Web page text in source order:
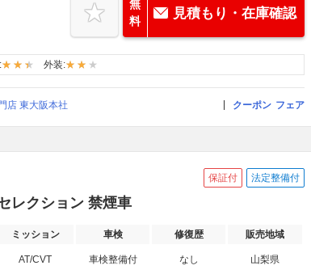
無
料
見積もり・在庫確認
外装:
店 東大阪本社 クーポン フェア
保証付 法定整備付
レクション 禁煙車
ミッション 車検 修復歴 販売地域
AT/CVT 車検整備付 なし 山梨県